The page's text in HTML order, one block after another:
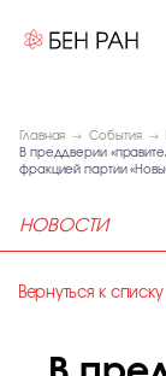
Главная События
В преддверии
фракцией партии
НОВОСТИ
Вернуться к списку